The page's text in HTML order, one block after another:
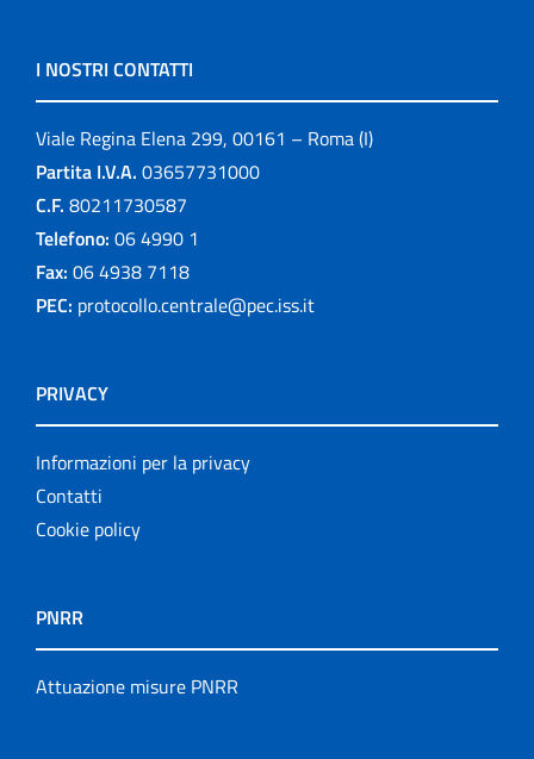
I NOSTRI CONTATTI
Viale Regina Elena 299, 00161 – Roma (I)
Partita I.V.A. 03657731000
C.F. 80211730587
Telefono: 06 4990 1
Fax: 06 4938 7118
PEC: protocollo.centrale@pec.iss.it
PRIVACY
Informazioni per la privacy
Contatti
Cookie policy
PNRR
Attuazione misure PNRR